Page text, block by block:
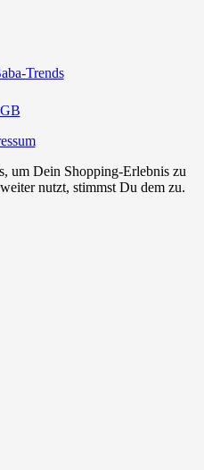
Trends
um Dein Shopping-Erlebnis zu
nutzt, stimmst Du dem zu.